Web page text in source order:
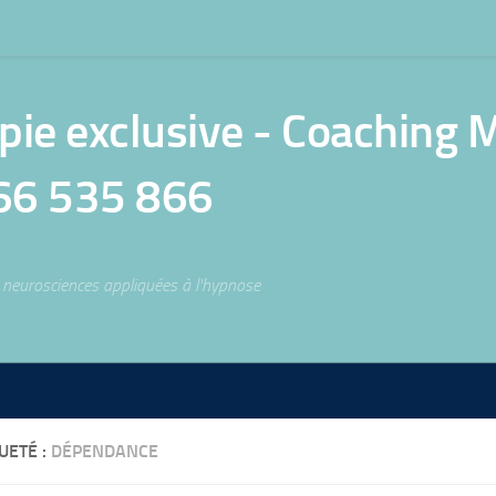
exclusive - Coaching
535 866
appliquées à l'hypnose
: DÉPENDANCE